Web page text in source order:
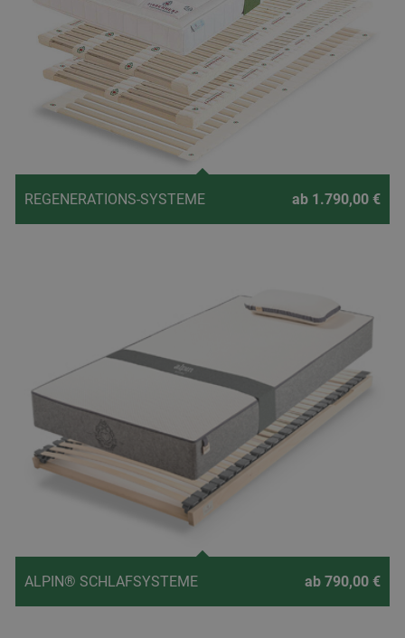
REGENERATIONS-SYSTEME ab 1.790,00 €
ALPIN® SCHLAFSYSTEME ab 790,00 €